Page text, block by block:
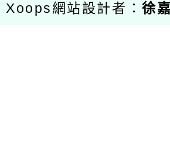
Xoops網站設計者：徐